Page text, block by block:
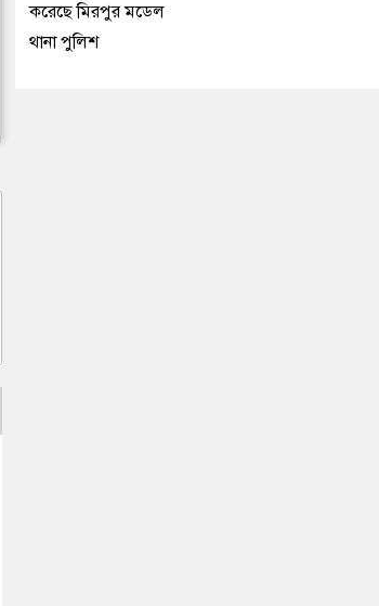
করেছে মিরপুর মডেল
থানা পুলিশ